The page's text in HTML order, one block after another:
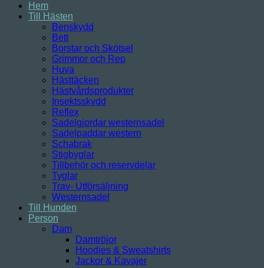
Hem
Till Hästen
Benskydd
Bett
Borstar och Skötsel
Grimmor och Rep
Huva
Hästtäcken
Hästvårdsprodukter
Insektsskydd
Reflex
Sadelgjordar westernsadel
Sadelpaddar western
Schabrak
Stigbyglar
Tillbehör och reservdelar
Tyglar
Trav- Utförsäljning
Westernsadel
Till Hunden
Person
Dam
Damtröjor
Hoodies & Sweatshirts
Jackor & Kavajer